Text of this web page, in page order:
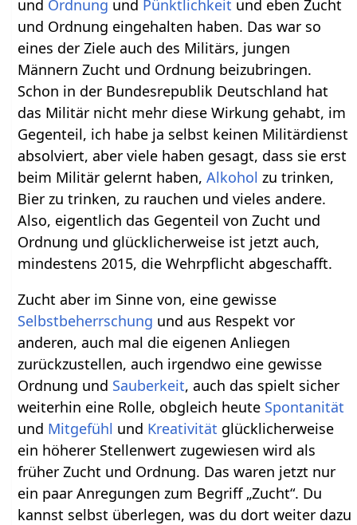
und Ordnung und Pünktlichkeit und eben Zucht
und Ordnung eingehalten haben. Das war so
eines der Ziele auch des Militärs, jungen
Männern Zucht und Ordnung beizubringen.
Schon in der Bundesrepublik Deutschland hat
das Militär nicht mehr diese Wirkung gehabt, im
Gegenteil, ich habe ja selbst keinen Militärdienst
absolviert, aber viele haben gesagt, dass sie erst
beim Militär gelernt haben,Alkohol zu trinken,
Bier zu trinken, zu rauchen und vieles andere.
Also, eigentlich das Gegenteil von Zucht und
Ordnung und glücklicherweise ist jetzt auch,
mindestens 2015, die Wehrpflicht abgeschafft.
Zucht aber im Sinne von, eine gewisse
Selbstbeherrschung und aus Respekt vor
anderen, auch mal die eigenen Anliegen
zurückzustellen, auch irgendwo eine gewisse
Ordnung und Sauberkeit, auch das spielt sicher
weiterhin eine Rolle, obgleich heute Spontanität
und Mitgefühl und Kreativität glücklicherweise
ein höherer Stellenwert zugewiesen wird als
früher Zucht und Ordnung. Das waren jetzt nur
ein paar Anregungen zum Begriff „Zucht“. Du
kannst selbst überlegen, was du dort weiter dazu